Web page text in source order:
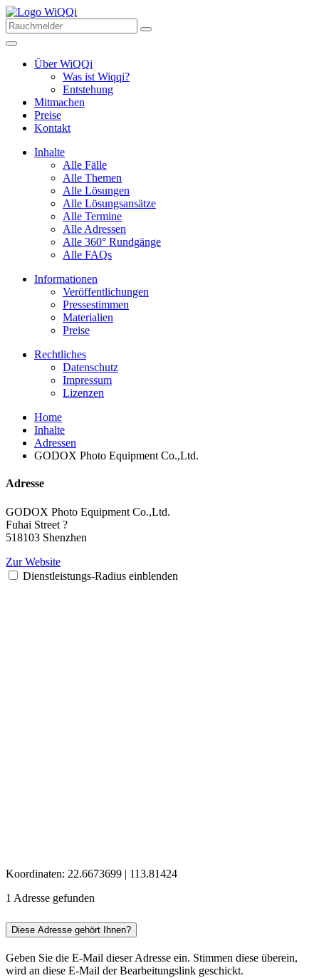
Über WiQQi
Was ist Wiqqi?
Entstehung
Mitmachen
Preise
Kontakt
Inhalte
Alle Fälle
Alle Themen
Alle Lösungen
Alle Lösungsansätze
Alle Termine
Alle Adressen
Alle 360° Rundgänge
Alle FAQs
Informationen
Veröffentlichungen
Pressestimmen
Materialien
Preise
Rechtliches
Datenschutz
Impressum
Lizenzen
Home
Inhalte
Adressen
GODOX Photo Equipment Co.,Ltd.
Adresse
GODOX Photo Equipment Co.,Ltd.
Fuhai Street ?
518103 Shenzhen
Zur Website
Dienstleistungs-Radius einblenden
Koordinaten: 22.6673699 | 113.81424
1 Adresse gefunden
Diese Adresse gehört Ihnen?
Geben Sie die E-Mail dieser Adresse ein. Stimmen diese überein,
wird an diese E-Mail der Bearbeitungslink geschickt.